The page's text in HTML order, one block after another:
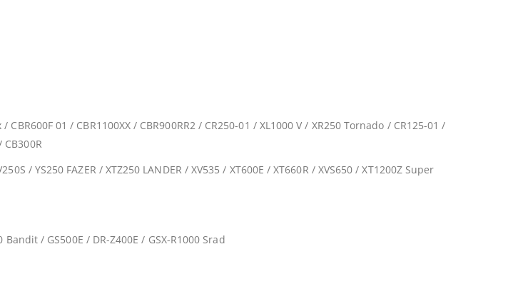
01 / CBR1100XX / CBR900RR2 / CR250-01 / XL1000 V / XR250 Tornado / CR125-01 /
CB300R
/ YS250 FAZER / XTZ250 LANDER / XV535 / XT600E / XT660R / XVS650 / XT1200Z Super
/ GS500E / DR-Z400E / GSX-R1000 Srad